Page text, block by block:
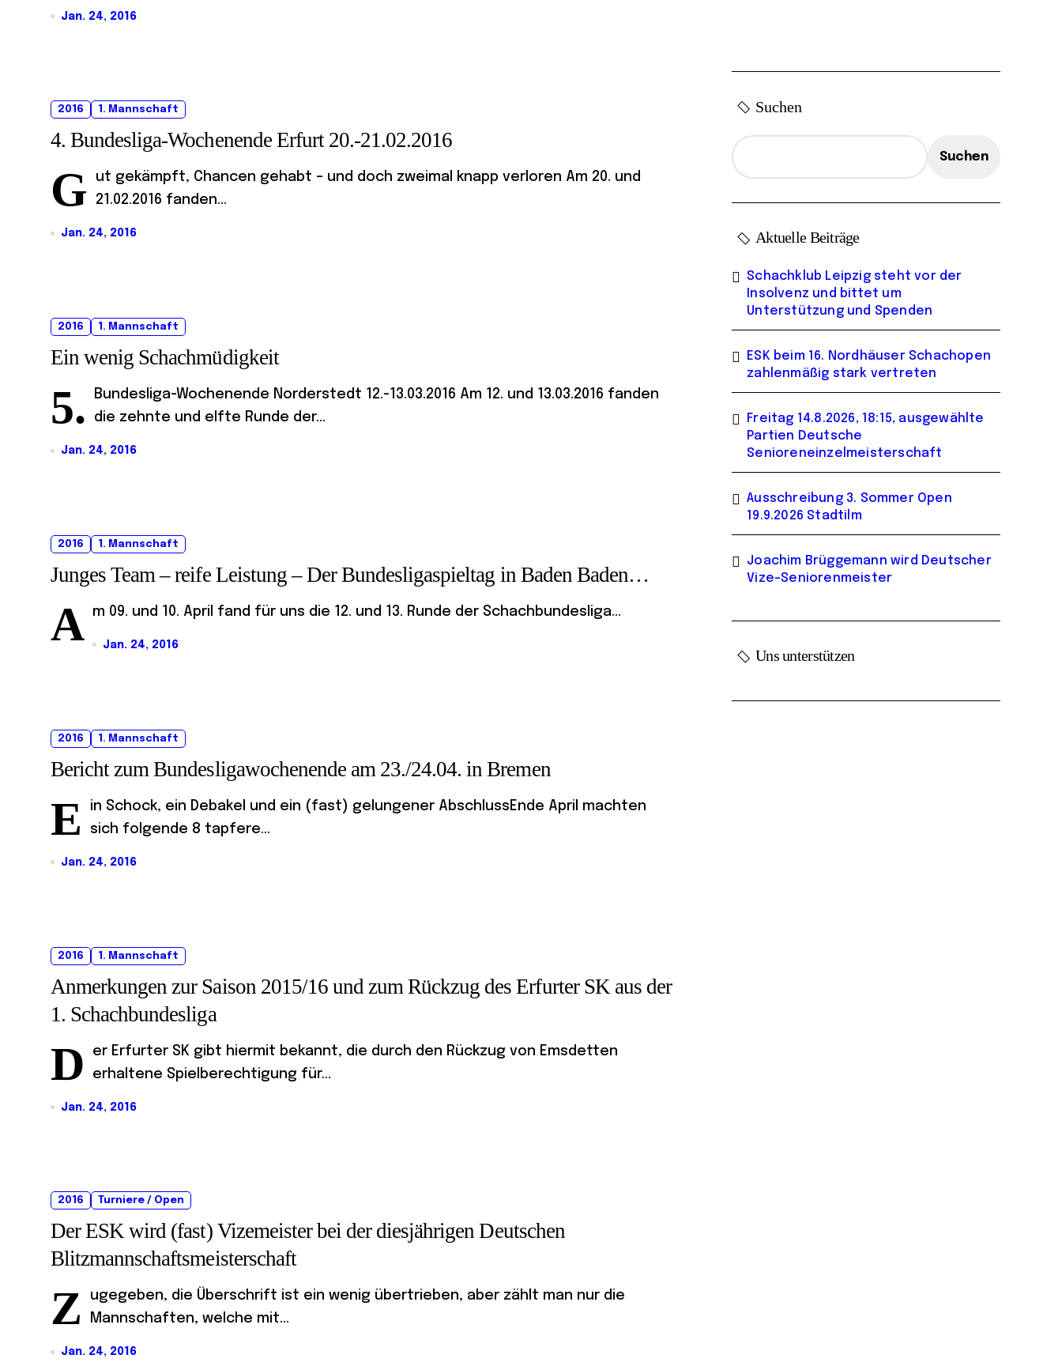
Jan. 24, 2016
2016 1. Mannschaft
4. Bundesliga-Wochenende Erfurt 20.-21.02.2016
G
ut gekämpft, Chancen gehabt – und doch zweimal knapp verloren Am 20. und
21.02.2016 fanden...
Jan. 24, 2016
2016 1. Mannschaft
Ein wenig Schachmüdigkeit
5.
Bundesliga-Wochenende Norderstedt 12.-13.03.2016 Am 12. und 13.03.2016 fanden
die zehnte und elfte Runde der...
Jan. 24, 2016
2016 1. Mannschaft
Junges Team – reife Leistung – Der Bundesligaspieltag in Baden Baden…
A m 09. und 10. April fand für uns die 12. und 13. Runde der Schachbundesliga...
Jan. 24, 2016
2016 1. Mannschaft
Bericht zum Bundesligawochenende am 23./24.04. in Bremen
E
in Schock, ein Debakel und ein (fast) gelungener AbschlussEnde April machten
sich folgende 8 tapfere...
Jan. 24, 2016
2016 1. Mannschaft
Anmerkungen zur Saison 2015/16 und zum Rückzug des Erfurter SK aus der
1. Schachbundesliga
D
er Erfurter SK gibt hiermit bekannt, die durch den Rückzug von Emsdetten
erhaltene Spielberechtigung für...
Jan. 24, 2016
2016 Turniere / Open
Der ESK wird (fast) Vizemeister bei der diesjährigen Deutschen
Blitzmannschaftsmeisterschaft
Z
ugegeben, die Überschrift ist ein wenig übertrieben, aber zählt man nur die
Mannschaften, welche mit...
Jan. 24, 2016
Suchen
Suchen
Aktuelle Beiträge
Schachklub Leipzig steht vor der
Insolvenz und bittet um
Unterstützung und Spenden
ESK beim 16. Nordhäuser Schachopen
zahlenmäßig stark vertreten
Freitag 14.8.2026, 18:15, ausgewählte
Partien Deutsche
Senioreneinzelmeisterschaft
Ausschreibung 3. Sommer Open
19.9.2026 Stadtilm
Joachim Brüggemann wird Deutscher
Vize-Seniorenmeister
Uns unterstützen